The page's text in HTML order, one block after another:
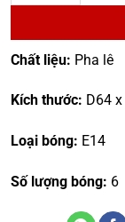
Chất liệu: Pha lê
Kích thước: D64
Loại bóng: E14
Số lượng bóng: 6